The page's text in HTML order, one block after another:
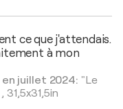
ce que j'attendais.
à mon
juillet 2024: "Le
, 31,5x31,5in